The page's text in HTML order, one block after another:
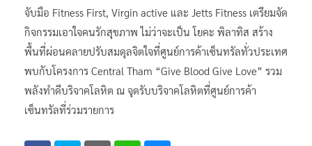
จับมือ Fitness First, Virgin active และ Jetts Fitness เตรียมจัด
กิจกรรมเอาใจคนรักสุขภาพ ไม่ว่าจะเป็น โยคะ พิลาทิส สร้าง
พื้นที่ผ่อนคลายปรับสมดุลจิตใจที่ศูนย์การค้าเซ็นทรัลทั่วประเทศ
พบกับโครงการ Central Tham “Give Blood Give Love” รวม
พลังทำดีบริจาคโลหิต ณ จุดรับบริจาคโลหิตที่ศูนย์การค้า
เซ็นทรัลที่ร่วมรายการ